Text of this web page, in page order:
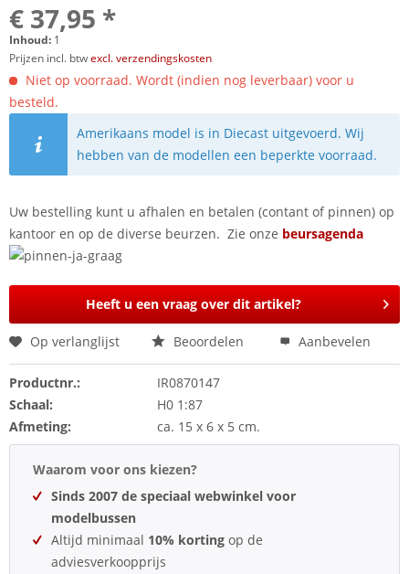
€ 37,95 *
Inhoud: 1
Prijzen incl. btwexcl. verzendingskosten
Niet op voorraad. Wordt (indien nog leverbaar) voor u
besteld.
Amerikaans model is in Diecast uitgevoerd. Wij
hebben van de modellen een beperkte voorraad.
Uw bestelling kunt u afhalen en betalen (contant of pinnen) op
kantoor en op de diverse beurzen. Zie onze beursagenda
Heeft u een vraag over dit artikel?
Op verlanglijst Beoordelen Aanbevelen
Productnr.:
IR0870147
Schaal:
H0 1:87
Afmeting:
ca. 15 x 6 x 5 cm.
Waarom voor ons kiezen?
Sinds 2007 de speciaal webwinkel voor
modelbussen
Altijd minimaal 10% korting op de
adviesverkoopprijs